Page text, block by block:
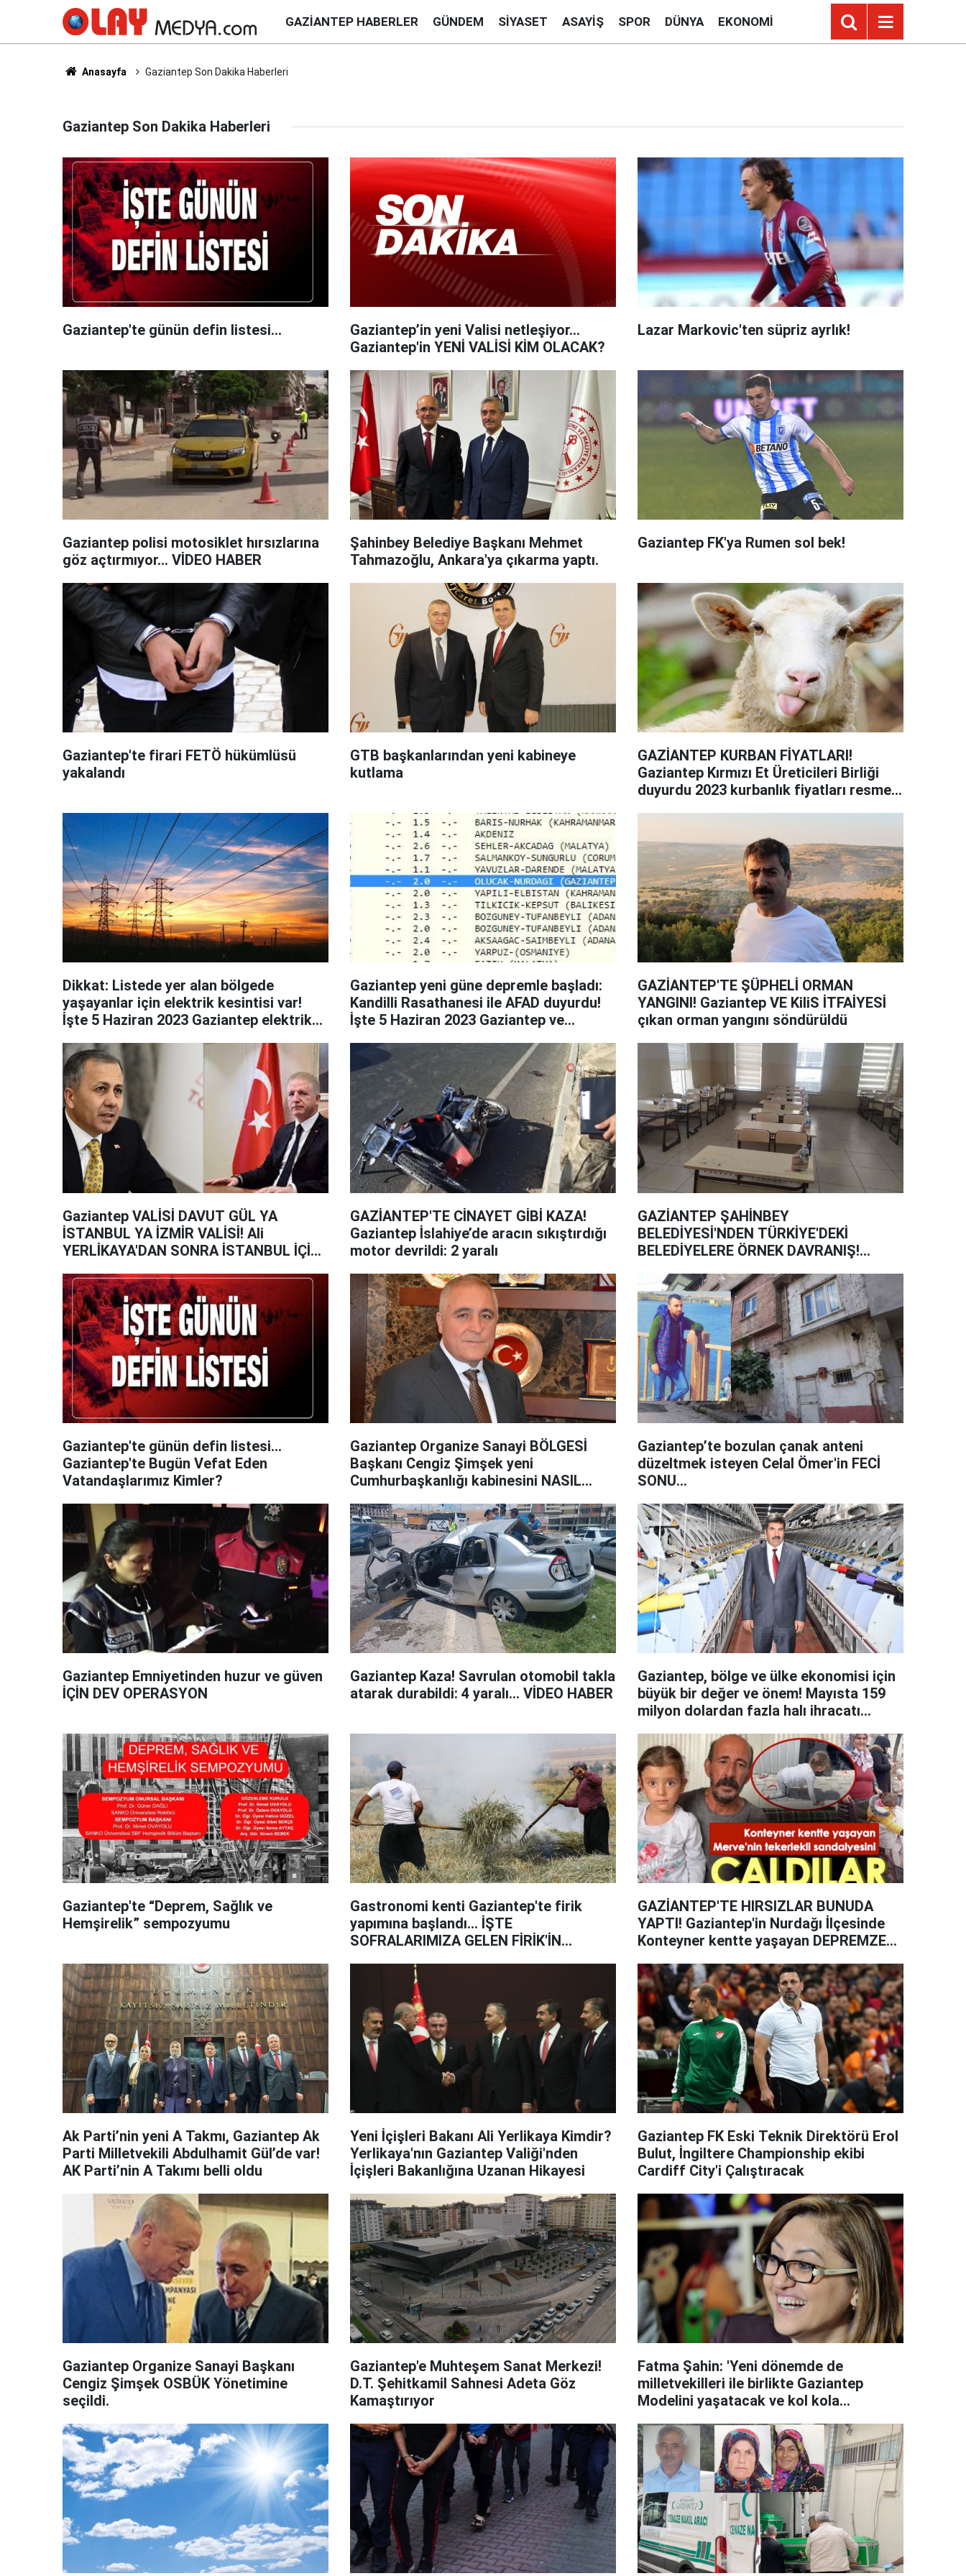
GAZIANTEP HABERLER GÜNDEM SIYASET ASAYIŞ SPOR DÜNYA EKONOMI
Anasayfa Gaziantep Son Dakika Haberleri
Gaziantep Son Dakika Haberleri
Gaziantep'te günün defin listesi...
Gaziantep’in yeni Valisi netleşiyor...
Gaziantep'in YENİ VALİSİ KİM OLACAK?
Lazar Markovic'ten süpriz ayrlık!
Gaziantep polisi motosiklet hırsızlarına
göz açtırmıyor... VİDEO HABER
Şahinbey Belediye Başkanı Mehmet
Tahmazoğlu, Ankara'ya çıkarma yaptı.
Gaziantep FK'ya Rumen sol bek!
Gaziantep'te firari FETÖ hükümlüsü
yakalandı
GTB başkanlarından yeni kabineye
kutlama
GAZİANTEP KURBAN FİYATLARI!
Gaziantep Kırmızı Et Üreticileri Birliği
duyurdu 2023 kurbanlık fiyatları resmen
Dikkat: Listede yer alan bölgede
yaşayanlar için elektrik kesintisi var!
İşte 5 Haziran 2023 Gaziantep elektrik
Gaziantep yeni güne depremle başladı:
Kandilli Rasathanesi ile AFAD duyurdu!
İşte 5 Haziran 2023 Gaziantep ve
GAZİANTEP'TE ŞÜPHELİ ORMAN
YANGINI! Gaziantep VE KiliS İTFAİYESİ
çıkan orman yangını söndürüldü
Gaziantep VALİSİ DAVUT GÜL YA
İSTANBUL YA İZMİR VALİSİ! Ali
YERLİKAYA'DAN SONRA İSTANBUL İÇİN
GAZİANTEP'TE CİNAYET GİBİ KAZA!
Gaziantep İslahiye’de aracın sıkıştırdığı
motor devrildi: 2 yaralı
GAZİANTEP ŞAHİNBEY
BELEDİYESİ'NDEN TÜRKİYE'DEKİ
BELEDİYELERE ÖRNEK DAVRANIŞ!
öğrencilere sürpriz
Gaziantep'te günün defin listesi...
Gaziantep'te Bugün Vefat Eden
Vatandaşlarımız Kimler?
Gaziantep Organize Sanayi BÖLGESİ
Başkanı Cengiz Şimşek yeni
Cumhurbaşkanlığı kabinesini NASIL
Gaziantep’te bozulan çanak anteni
düzeltmek isteyen Celal Ömer'in FECİ
SONU...
Gaziantep Emniyetinden huzur ve güven
İÇİN DEV OPERASYON
Gaziantep Kaza! Savrulan otomobil takla
atarak durabildi: 4 yaralı... VİDEO HABER
Gaziantep, bölge ve ülke ekonomisi için
büyük bir değer ve önem! Mayısta 159
milyon dolardan fazla halı ihracatı
Gaziantep'te “Deprem, Sağlık ve
Hemşirelik” sempozyumu
Gastronomi kenti Gaziantep'te firik
yapımına başlandı... İŞTE
SOFRALARIMIZA GELEN FİRİK'İN
GAZİANTEP'TE HIRSIZLAR BUNUDA
YAPTI! Gaziantep'in Nurdağı İlçesinde
Konteyner kentte yaşayan DEPREMZEDE
çaldılar
Ak Parti’nin yeni A Takmı, Gaziantep Ak
Parti Milletvekili Abdulhamit Gül’de var!
AK Parti’nin A Takımı belli oldu
Yeni İçişleri Bakanı Ali Yerlikaya Kimdir?
Yerlikaya'nın Gaziantep Valiği'nden
İçişleri Bakanlığına Uzanan Hikayesi
Gaziantep FK Eski Teknik Direktörü Erol
Bulut, İngiltere Championship ekibi
Cardiff City'i Çalıştıracak
Gaziantep Organize Sanayi Başkanı
Cengiz Şimşek OSBÜK Yönetimine
seçildi.
Gaziantep'e Muhteşem Sanat Merkezi!
D.T. Şehitkamil Sahnesi Adeta Göz
Kamaştırıyor
Fatma Şahin: 'Yeni dönemde de
milletvekilleri ile birlikte Gaziantep
Modelini yaşatacak ve kol kola